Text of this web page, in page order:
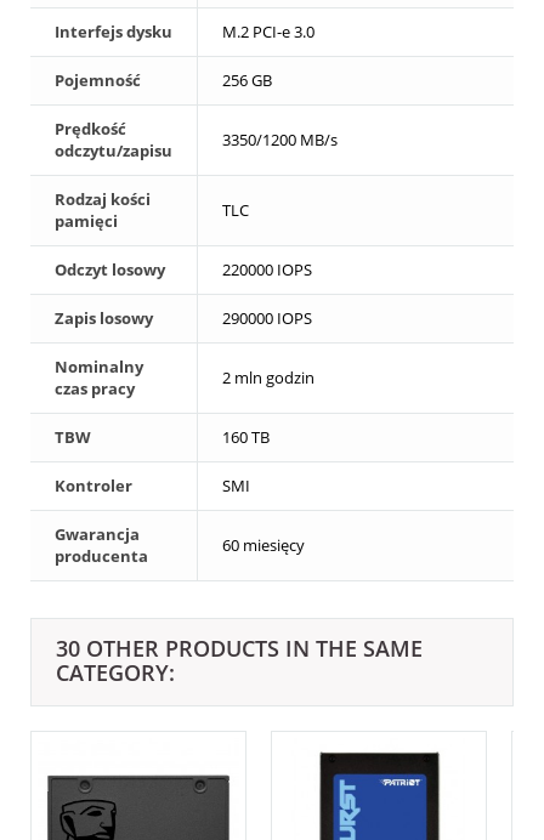
Interfejs dysku M.2 PCI-e 3.0
Pojemność 256 GB
Prędkość
odczytu/zapisu
3350/1200 MB/s
Rodzaj kości
pamięci
TLC
Odczyt losowy 220000 IOPS
Zapis losowy 290000 IOPS
Nominalny
czas pracy
2 mln godzin
TBW 160 TB
Kontroler SMI
Gwarancja
producenta
60 miesięcy
30 OTHER PRODUCTS IN THE SAME
CATEGORY: